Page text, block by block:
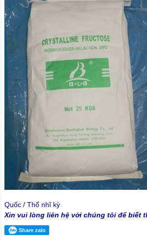
Quốc / Thổ nhĩ kỳ
Xin vui lòng liên hệ với chúng tôi để biết
Share zalo